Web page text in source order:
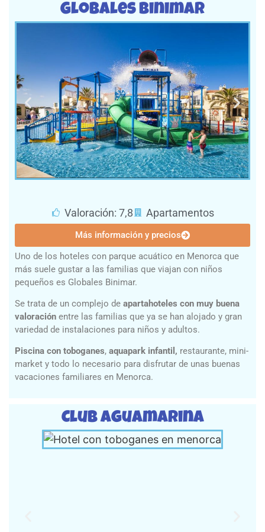
Globales Binimar
Valoración: 7,8 Apartamentos
Más información y precios
Uno de los hoteles con parque acuático en Menorca que
más suele gustar a las familias que viajan con niños
pequeños es Globales Binimar.
Se trata de un complejo de apartahoteles con muy buena
valoración entre las familias que ya se han alojado y gran
variedad de instalaciones para niños y adultos.
Piscina con toboganes, aquapark infantil, restaurante, mini-
market y todo lo necesario para disfrutar de unas buenas
vacaciones familiares en Menorca.
Club Aguamarina